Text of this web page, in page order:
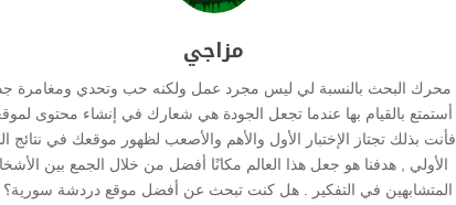
مزاجي
محرك البحث بالنسبة لي ليس مجرد عمل ولكنه حب وتحدي ومغامرة
أستمتع بالقيام بها عندما تجعل الجودة هي شعارك في إنشاء محتوى
فأنت بذلك تجتاز الإختبار الأول والأهم والأصعب لظهور موقعك في نتائج
الأولي , هدفنا هو جعل هذا العالم مكانًا أفضل من خلال الجمع بين
المتشابهين في التفكير . هل كنت تبحث عن أفضل موقع دردشة سورية؟